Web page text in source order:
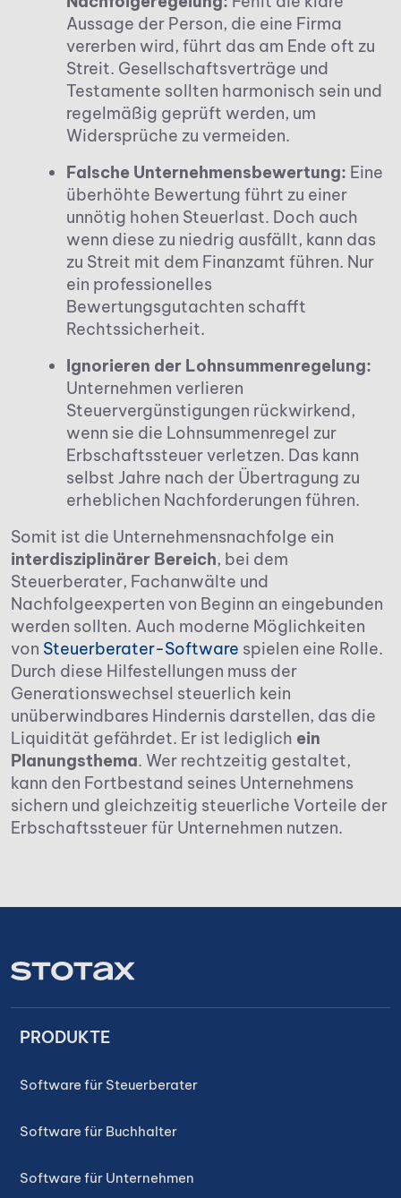
Aussage der Person, die eine Firma
vererben wird, führt das am Ende oft zu
Streit. Gesellschaftsverträge und
Testamente sollten harmonisch sein und
regelmäßig geprüft werden, um
Widersprüche zu vermeiden.
Falsche Unternehmensbewertung: Eine
überhöhte Bewertung führt zu einer
unnötig hohen Steuerlast. Doch auch
wenn diese zu niedrig ausfällt, kann das
zu Streit mit dem Finanzamt führen. Nur
ein professionelles
Bewertungsgutachten schafft
Rechtssicherheit.
Ignorieren der Lohnsummenregelung:
Unternehmen verlieren
Steuervergünstigungen rückwirkend,
wenn sie die Lohnsummenregel zur
Erbschaftssteuer verletzen. Das kann
selbst Jahre nach der Übertragung zu
erheblichen Nachforderungen führen.
Somit ist die Unternehmensnachfolge ein
interdisziplinärer Bereich, bei dem
Steuerberater, Fachanwälte und
Nachfolgeexperten von Beginn an eingebunden
werden sollten. Auch moderne Möglichkeiten
von Steuerberater-Software spielen eine Rolle.
Durch diese Hilfestellungen muss der
Generationswechsel steuerlich kein
unüberwindbares Hindernis darstellen, das die
Liquidität gefährdet. Er ist lediglich ein
Planungsthema. Wer rechtzeitig gestaltet,
kann den Fortbestand seines Unternehmens
sichern und gleichzeitig steuerliche Vorteile der
Erbschaftssteuer für Unternehmen nutzen.
PRODUKTE
Software für Steuerberater
Software für Buchhalter
Software für Unternehmen